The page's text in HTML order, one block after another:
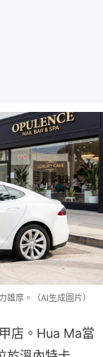
厚。（AI生成圖片）
店。Hua Ma當